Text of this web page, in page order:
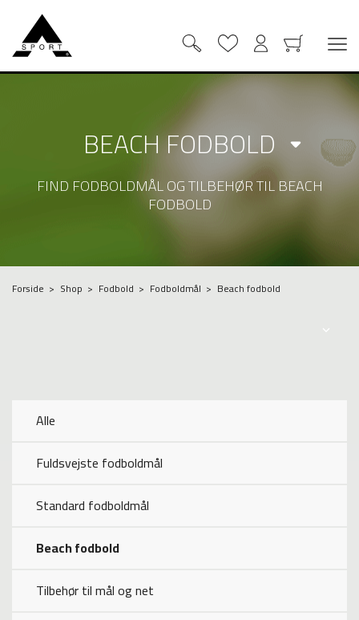
BEACH FODBOLD
FIND FODBOLDMÅL OG TILBEHØR TIL BEACH
FODBOLD
Forside Shop Fodbold Fodboldmål Beach fodbold
Alle
Fuldsvejste fodboldmål
Standard fodboldmål
Beach fodbold
Tilbehør til mål og net